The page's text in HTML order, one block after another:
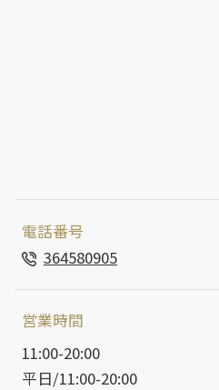
電話番号
364580905
営業時間
11:00-20:00
平日 11:00-20:00